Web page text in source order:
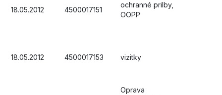
18.05.2012 4500017151
ochranné prilby,
OOPP
18.05.2012 4500017153 vizitky
Oprava